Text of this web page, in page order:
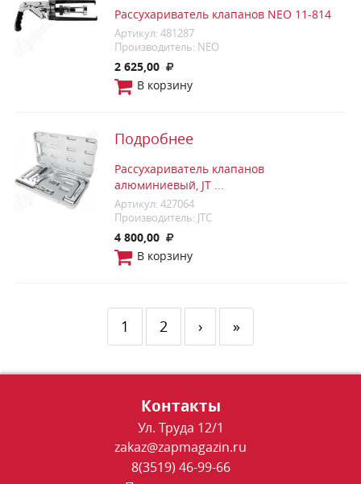
Рассухариватель клапанов NEO 11-814
Артикул: 481287
Производитель: NEO
2 625,00
В корзину
Подробнее
Рассухариватель клапанов
алюминиевый, JT ...
Артикул: 427064
Производитель: JTC
4 800,00
В корзину
1 2 › »
Контакты
Ул. Труда 12/1
zakaz@zapmagazin.ru
8(3519) 46-99-66